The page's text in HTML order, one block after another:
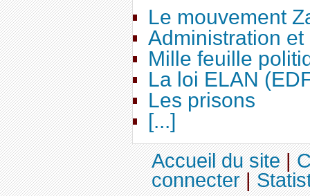
Le mouvement
Administration
Mille feuille
La loi ELAN
Les prisons
[...]
Accueil du site|
connecter|